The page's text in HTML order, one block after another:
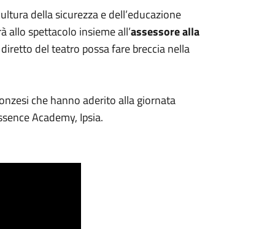
della sicurezza e dell’educazione
allo spettacolo insieme all’assessore alla
del teatro possa fare breccia nella
che hanno aderito alla giornata
Academy, Ipsia.